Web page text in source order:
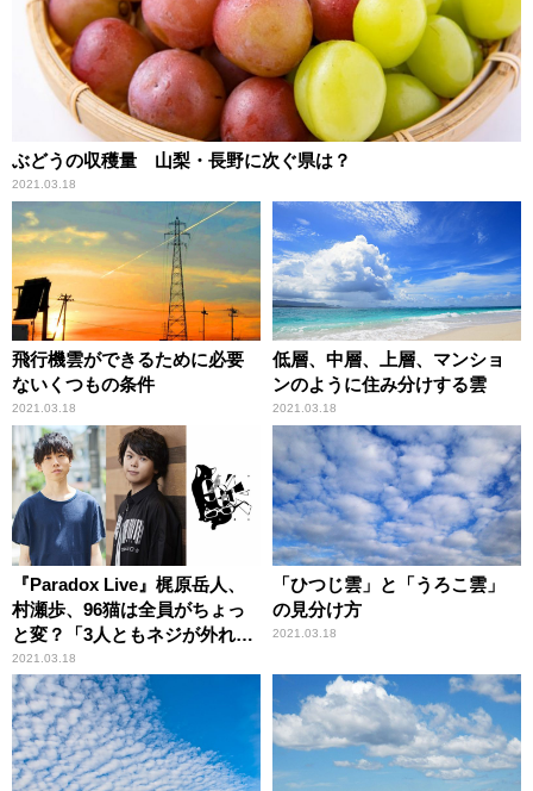
ぶどうの収穫量 山梨・長野に次ぐ県は？
2021.03.18
飛行機雲ができるために必要
ないくつもの条件
2021.03.18
低層、中層、上層、マンショ
ンのように住み分けする雲
2021.03.18
『Paradox Live』梶原岳人、
村瀬歩、96猫は全員がちょっ
と変？「3人ともネジが外れて
る」
2021.03.18
「ひつじ雲」と「うろこ雲」
の見分け方
2021.03.18